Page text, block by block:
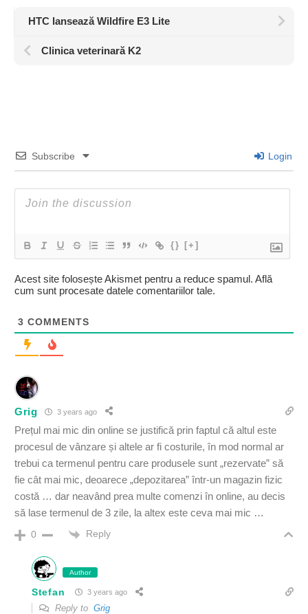
HTC lansează Wildfire E3 Lite
Clinica veterinară K2
Subscribe Login
{} [+]
Acest site folosește Akismet pentru a reduce spamul. Află
cum sunt procesate datele comentariilor tale.
3 COMMENTS
Grig 3 years ago
Prețul mai mic din online se justifică prin faptul că altul este
procesul de vânzare și altele ar fi costurile, în mod normal ar
trebui ca termenul pentru care produsele sunt „rezervate” să
fie cât mai mic, deoarece „depozitarea” într-un magazin fizic
costă … dar neavând prea multe comenzi în online, au decis
să lase termenul de 3 zile, la altex este ceva mai mic …
0 Reply
Author
Stefan 3 years ago
Reply to Grig